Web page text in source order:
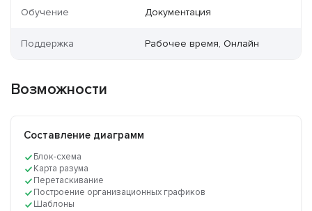
Обучение Документация
Поддержка Рабочее время, Онлайн
Возможности
Составление диаграмм
Блок-схема
Карта разума
Перетаскивание
Построение организационных графиков
Шаблоны